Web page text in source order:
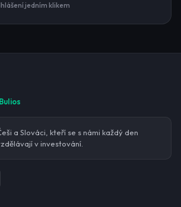
jedním klikem
Bulios
a Slováci, kteří se s námi každý den
v investování.